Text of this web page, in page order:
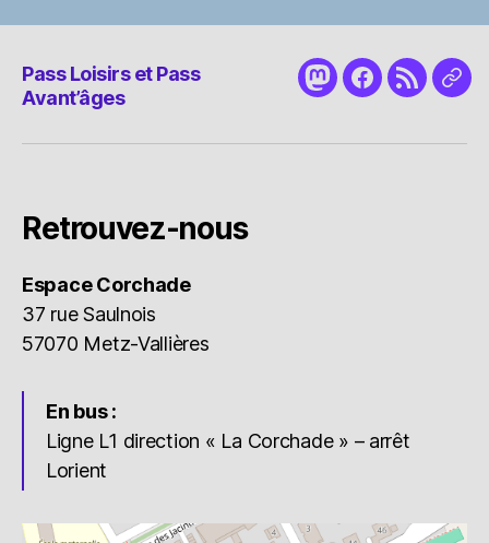
Pass Loisirs et Pass
Avant’âges
MastodonFacebook
RSS
Retrouvez-nous
Espace Corchade
37 rue Saulnois
57070 Metz-Vallières
En bus :
Ligne L1 direction « La Corchade » – arrêt
Lorient